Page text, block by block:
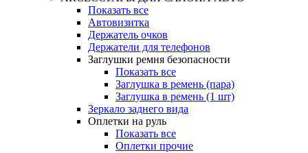
Показать все
Автовизитка
Держатель очков
Держатели для телефонов
Заглушки ремня безопасности
Показать все
Заглушка в ремень (пара)
Заглушка в ремень (1 шт)
Зеркало заднего вида
Оплетки на руль
Показать все
Оплетки прочиe